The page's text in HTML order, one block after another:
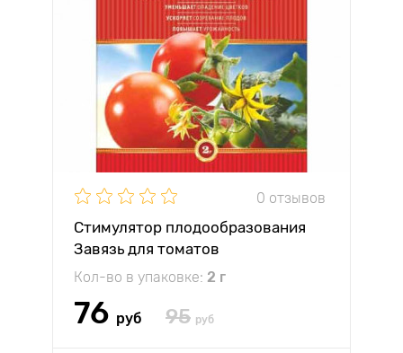
0 отзывов
Стимулятор плодообразования
Завязь для томатов
Кол-во в упаковке: 2 г
76 руб 95 руб